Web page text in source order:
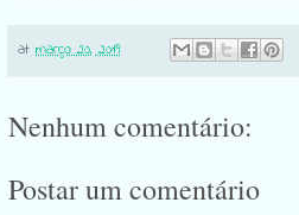
atmarço 20, 2019
Nenhum comentário:
Postar um comentário